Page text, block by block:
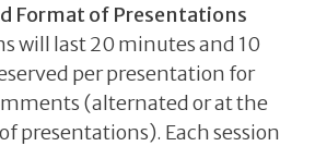
Format of Presentations
will last 20 minutes and 10
per presentation for
(alternated or at the
presentations). Each session